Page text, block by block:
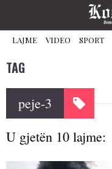
LAJME VIDEO SPORT
TAG
peje-3
U gjetën 10 lajme: